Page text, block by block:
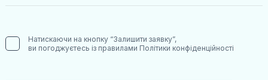
Натискаючи на кнопку “Залишити заявку”,
ви погоджуєтесь із правилами Політики конфіденційності